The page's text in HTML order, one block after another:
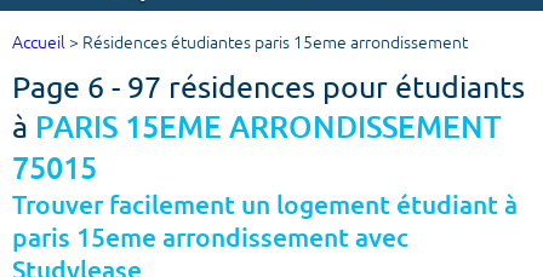
Votre recherche
Ville, école
Budget min Budget max
Accueil > Résidences étudiantes paris 15eme arrondissement
Page 6 - 97 résidences pour étudiants
à PARIS 15EME ARRONDISSEMENT
75015
Trouver facilement un logement étudiant à
paris 15eme arrondissement avec